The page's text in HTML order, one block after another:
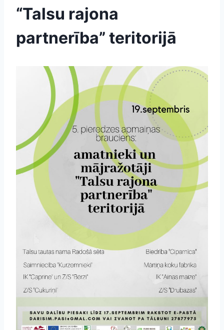
“Talsu rajona
partnerība” teritorijā